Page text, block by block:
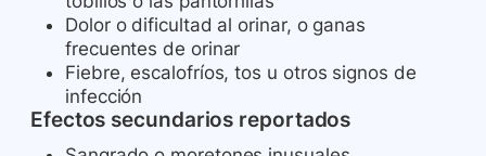
Dolor o dificultad al orinar, o ganas
frecuentes de orinar
Fiebre, escalofríos, tos u otros signos de
infección
Efectos secundarios reportados